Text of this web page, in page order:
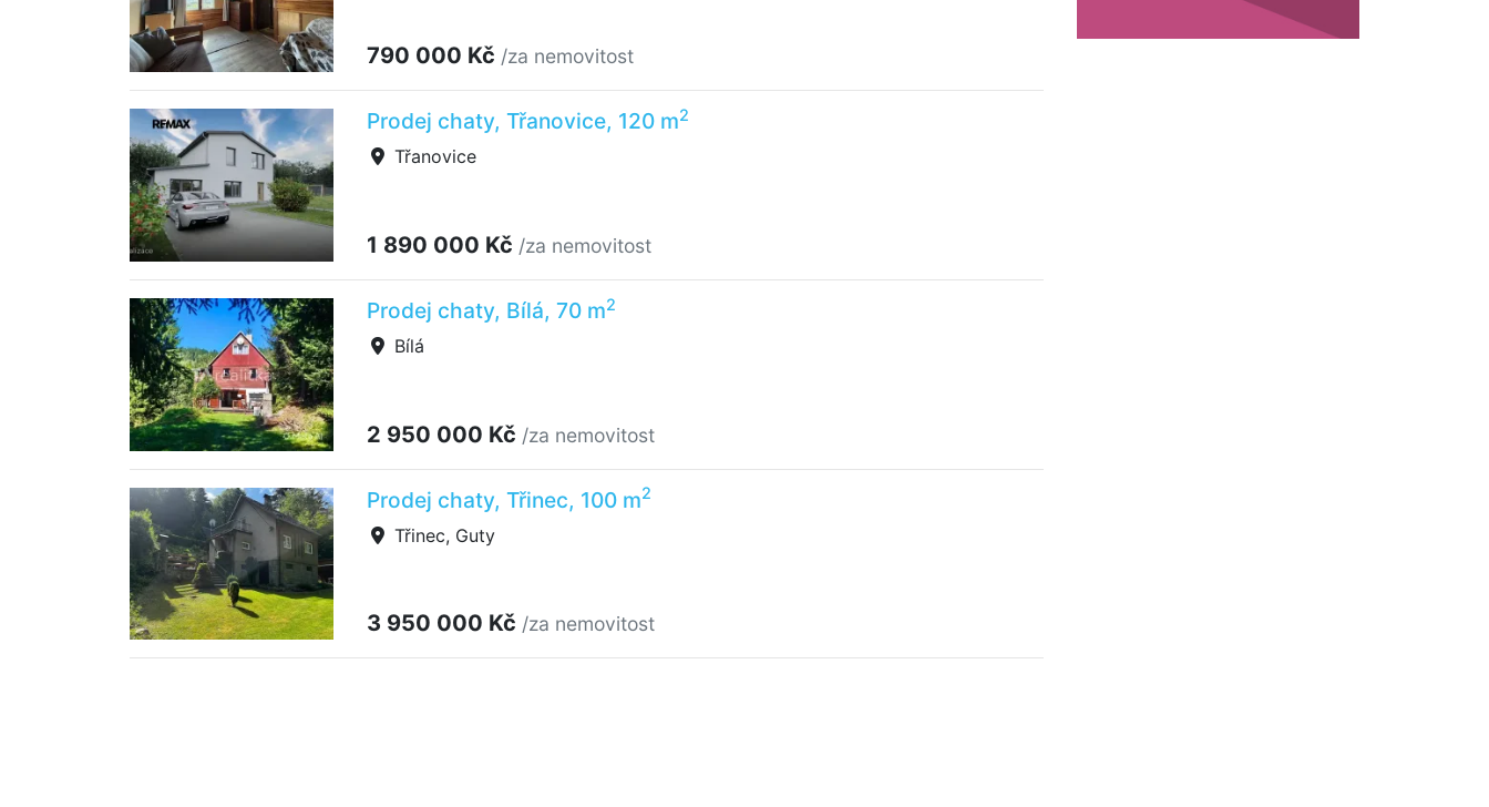
790 000 Kč /za nemovitost
Prodej chaty, Třanovice, 120 m2
Třanovice
1 890 000 Kč /za nemovitost
Prodej chaty, Bílá, 70 m2
Bílá
2 950 000 Kč /za nemovitost
Prodej chaty, Třinec, 100 m2
Třinec, Guty
3 950 000 Kč /za nemovitost